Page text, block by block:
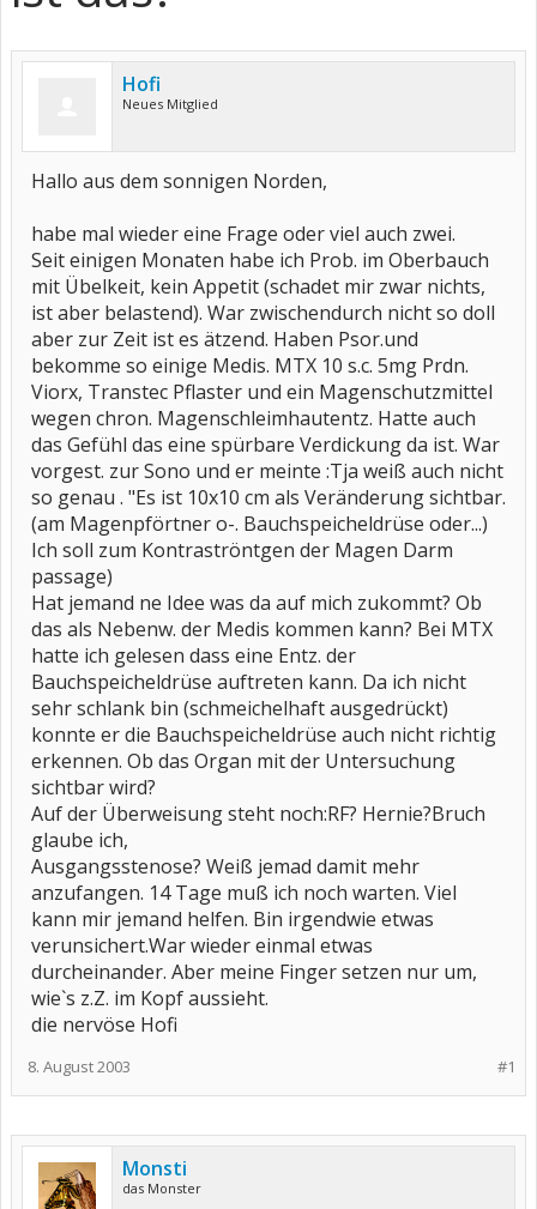
Hofi
Neues Mitglied
Hallo aus dem sonnigen Norden,
habe mal wieder eine Frage oder viel auch zwei.
Seit einigen Monaten habe ich Prob. im Oberbauch
mit Übelkeit, kein Appetit (schadet mir zwar nichts,
ist aber belastend). War zwischendurch nicht so doll
aber zur Zeit ist es ätzend. Haben Psor.und
bekomme so einige Medis. MTX 10 s.c. 5mg Prdn.
Viorx, Transtec Pflaster und ein Magenschutzmittel
wegen chron. Magenschleimhautentz. Hatte auch
das Gefühl das eine spürbare Verdickung da ist. War
vorgest. zur Sono und er meinte :Tja weiß auch nicht
so genau . "Es ist 10x10 cm als Veränderung sichtbar.
(am Magenpförtner o-. Bauchspeicheldrüse oder...)
Ich soll zum Kontraströntgen der Magen Darm
passage)
Hat jemand ne Idee was da auf mich zukommt? Ob
das als Nebenw. der Medis kommen kann? Bei MTX
hatte ich gelesen dass eine Entz. der
Bauchspeicheldrüse auftreten kann. Da ich nicht
sehr schlank bin (schmeichelhaft ausgedrückt)
konnte er die Bauchspeicheldrüse auch nicht richtig
erkennen. Ob das Organ mit der Untersuchung
sichtbar wird?
Auf der Überweisung steht noch:RF? Hernie?Bruch
glaube ich,
Ausgangsstenose? Weiß jemad damit mehr
anzufangen. 14 Tage muß ich noch warten. Viel
kann mir jemand helfen. Bin irgendwie etwas
verunsichert.War wieder einmal etwas
durcheinander. Aber meine Finger setzen nur um,
wie`s z.Z. im Kopf aussieht.
die nervöse Hofi
#1
8. August 2003
Monsti
das Monster